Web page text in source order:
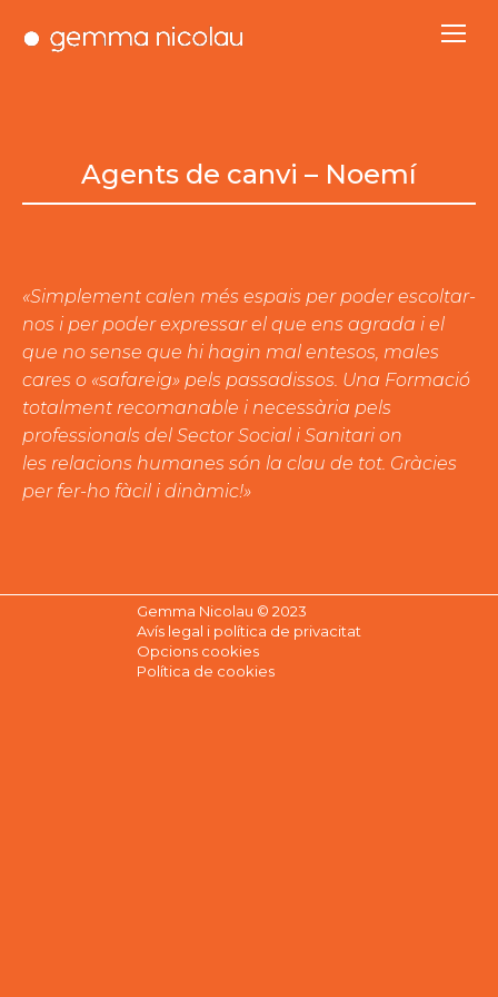
Agents de canvi – Noemí
«Simplement calen més espais per poder escoltar-
nos i per poder expressar el que ens agrada i el
que no sense que hi hagin mal entesos, males
cares o «safareig» pels passadissos. Una Formació
totalment recomanable i necessària pels
professionals del Sector Social i Sanitari on
les relacions humanes són la clau de tot. Gràcies
per fer-ho fàcil i dinàmic!»
Gemma Nicolau © 2023
Avís legal i política de privacitat
Opcions cookies
Política de cookies